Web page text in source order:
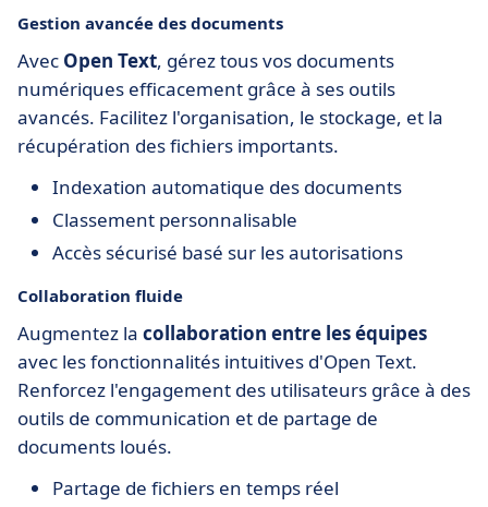
Gestion avancée des documents
Avec Open Text, gérez tous vos documents
numériques efficacement grâce à ses outils
avancés. Facilitez l'organisation, le stockage, et la
récupération des fichiers importants.
Indexation automatique des documents
Classement personnalisable
Accès sécurisé basé sur les autorisations
Collaboration fluide
Augmentez la collaboration entre les équipes
avec les fonctionnalités intuitives d'Open Text.
Renforcez l'engagement des utilisateurs grâce à des
outils de communication et de partage de
documents loués.
Partage de fichiers en temps réel